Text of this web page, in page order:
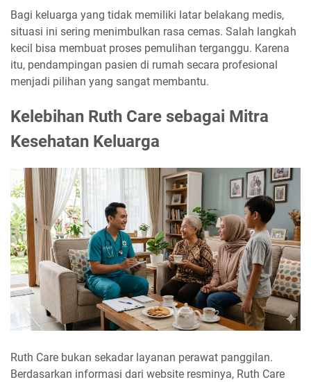
Bagi keluarga yang tidak memiliki latar belakang medis,
situasi ini sering menimbulkan rasa cemas. Salah langkah
kecil bisa membuat proses pemulihan terganggu. Karena
itu, pendampingan pasien di rumah secara profesional
menjadi pilihan yang sangat membantu.
Kelebihan Ruth Care sebagai Mitra
Kesehatan Keluarga
Ruth Care bukan sekadar layanan perawat panggilan.
Berdasarkan informasi dari website resminya, Ruth Care